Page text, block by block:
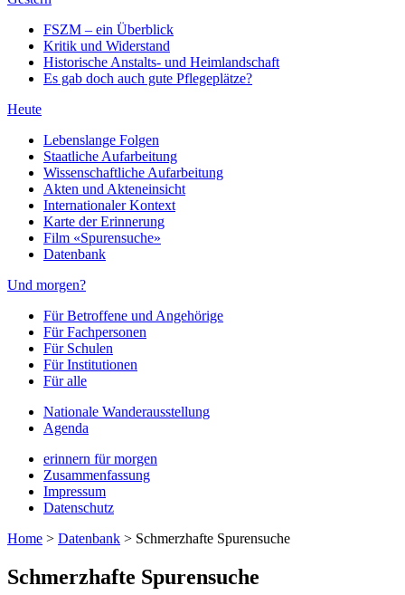
FSZM – ein Überblick
Kritik und Widerstand
Historische Anstalts- und Heimlandschaft
Es gab doch auch gute Pflegeplätze?
Heute
Lebenslange Folgen
Staatliche Aufarbeitung
Wissenschaftliche Aufarbeitung
Akten und Akteneinsicht
Internationaler Kontext
Karte der Erinnerung
Film «Spurensuche»
Datenbank
Und morgen?
Für Betroffene und Angehörige
Für Fachpersonen
Für Schulen
Für Institutionen
Für alle
Nationale Wanderausstellung
Agenda
erinnern für morgen
Zusammenfassung
Impressum
Datenschutz
Home > Datenbank > Schmerzhafte Spurensuche
Schmerzhafte Spurensuche